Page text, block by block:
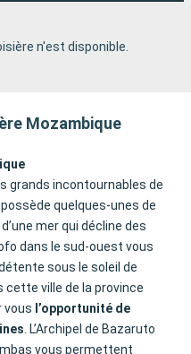
n'est disponible.
Mozambique
grands incontournables de
quelques-unes de
mer qui décline des
dans le sud-ouest vous
sous le soleil de
cette ville de la province
vous l’opportunité de
. L’Archipel de Bazaruto
vous permettent